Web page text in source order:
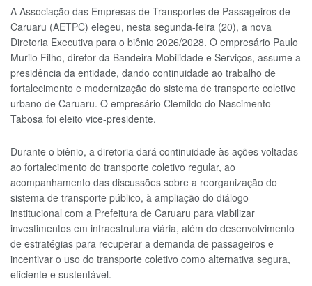
A Associação das Empresas de Transportes de Passageiros de
Caruaru (AETPC) elegeu, nesta segunda-feira (20), a nova
Diretoria Executiva para o biênio 2026/2028. O empresário Paulo
Murilo Filho, diretor da Bandeira Mobilidade e Serviços, assume a
presidência da entidade, dando continuidade ao trabalho de
fortalecimento e modernização do sistema de transporte coletivo
urbano de Caruaru. O empresário Clemildo do Nascimento
Tabosa foi eleito vice-presidente.
Durante o biênio, a diretoria dará continuidade às ações voltadas
ao fortalecimento do transporte coletivo regular, ao
acompanhamento das discussões sobre a reorganização do
sistema de transporte público, à ampliação do diálogo
institucional com a Prefeitura de Caruaru para viabilizar
investimentos em infraestrutura viária, além do desenvolvimento
de estratégias para recuperar a demanda de passageiros e
incentivar o uso do transporte coletivo como alternativa segura,
eficiente e sustentável.